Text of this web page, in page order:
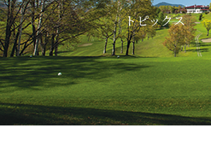
トピックス